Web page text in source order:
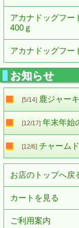
アカナドッグフ
400ｇ
アカナドッグフ
お知らせ
[5/14]鹿ジャー
[12/17]年末年始
[12/6]チャーム
お店のトップへ戻
カートを見る
ご利用案内